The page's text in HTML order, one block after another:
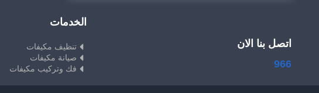
اتصل بنا الان
966
الخدمات
تنظيف مكيفات
صيانة مكيفات
فك وتركيب مكيفات